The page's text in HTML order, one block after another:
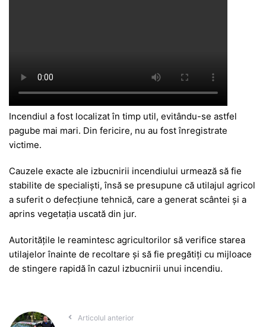
Incendiul a fost localizat în timp util, evitându-se astfel
pagube mai mari. Din fericire, nu au fost înregistrate
victime.
Cauzele exacte ale izbucnirii incendiului urmează să fie
stabilite de specialiști, însă se presupune că utilajul agricol
a suferit o defecțiune tehnică, care a generat scântei și a
aprins vegetația uscată din jur.
Autoritățile le reamintesc agricultorilor să verifice starea
utilajelor înainte de recoltare și să fie pregătiți cu mijloace
de stingere rapidă în cazul izbucnirii unui incendiu.
Articolul anterior